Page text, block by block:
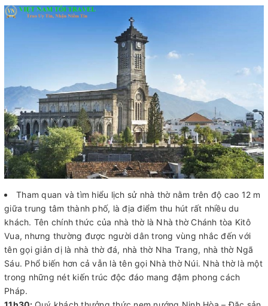
Tham quan và tìm hiểu lịch sử nhà thờ nằm trên độ cao 12 m
giữa trung tâm thành phố, là địa điểm thu hút rất nhiều du
khách. Tên chính thức của nhà thờ là Nhà thờ Chánh tòa Kitô
Vua, nhưng thường được người dân trong vùng nhắc đến với
tên gọi giản dị là nhà thờ đá, nhà thờ Nha Trang, nhà thờ Ngã
Sáu. Phổ biến hơn cả vẫn là tên gọi Nhà thờ Núi. Nhà thờ là một
trong những nét kiến trúc độc đáo mang đậm phong cách
Pháp.